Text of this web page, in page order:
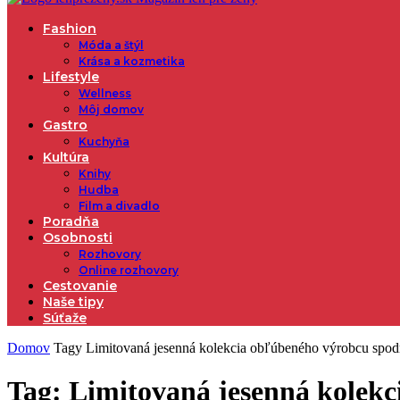
Fashion
Móda a štýl
Krása a kozmetika
Lifestyle
Wellness
Môj domov
Gastro
Kuchyňa
Kultúra
Knihy
Hudba
Film a divadlo
Poradňa
Osobnosti
Rozhovory
Online rozhovory
Cestovanie
Naše tipy
Súťaže
Domov Tagy Limitovaná jesenná kolekcia obľúbeného výrobcu
Tag: Limitovaná jesenná